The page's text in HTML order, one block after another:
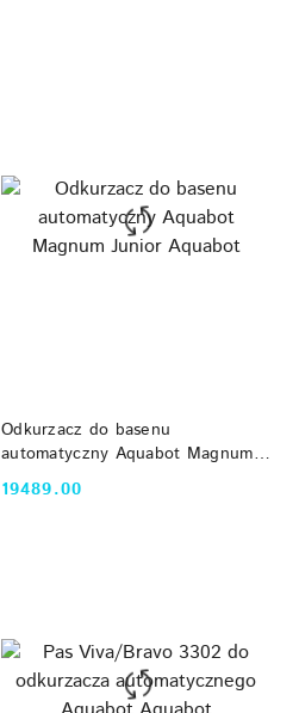
Odkurzacz do basenu
automatyczny Aquabot Magnum
Junior Aquabot
Cena:
19489.00
DO KOSZYKA